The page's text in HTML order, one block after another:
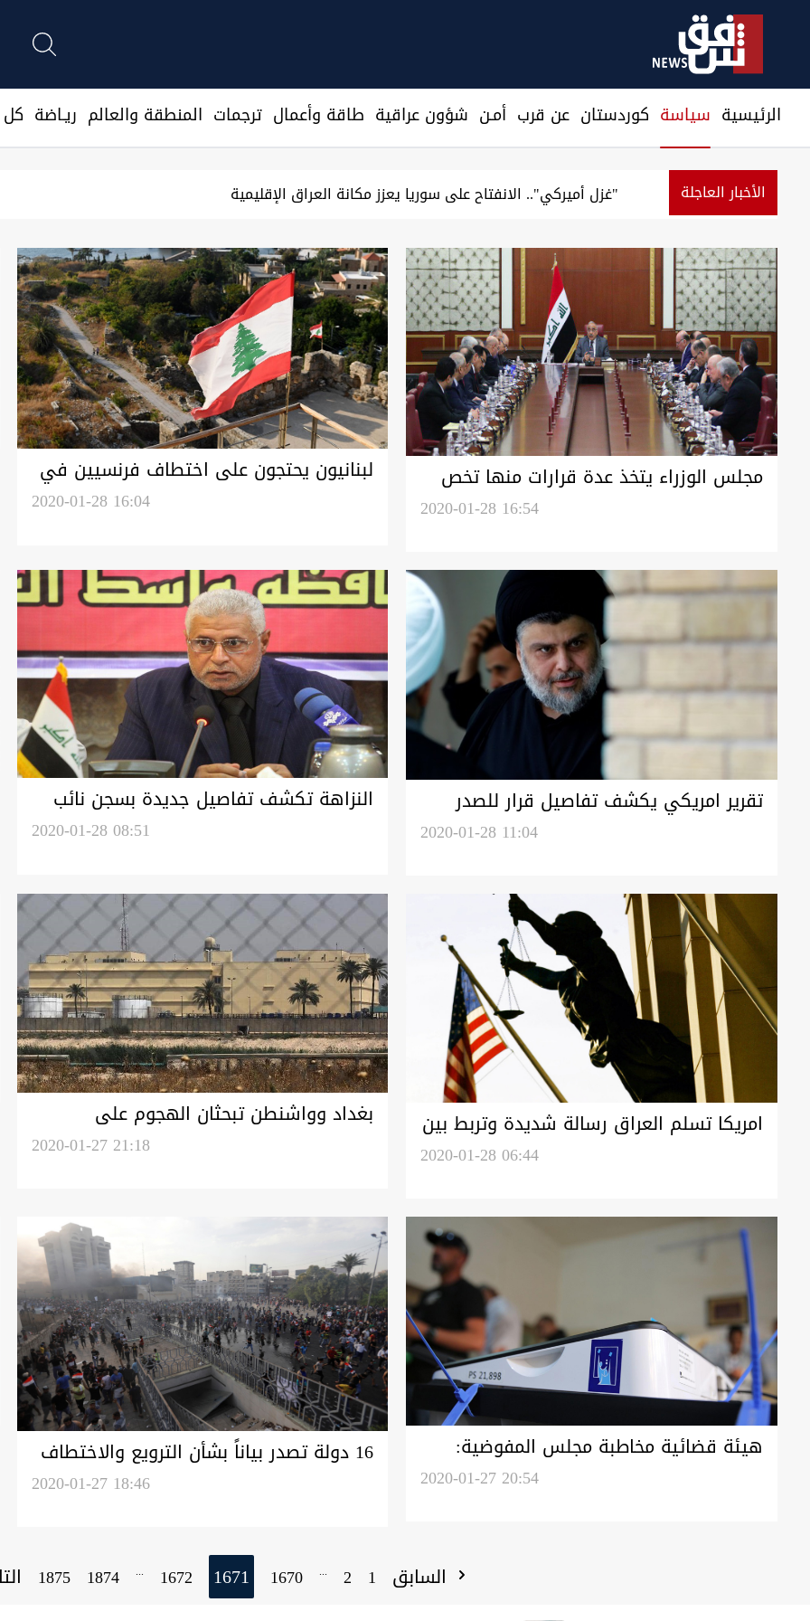
الرئيسية سیاسة كوردستان عن قرب أمـن شؤون عراقية طاقة وأعمال ترجمات المنطقة والعالم ريـاضة كل
الأخبار العاجلة
مجلس الوزراء يتخذ عدة قرارات منها تخص
2020-01-28 16:54
لبنانيون يحتجون على اختطاف فرنسيين في
2020-01-28 16:04
تقرير امريكي يكشف تفاصيل قرار للصدر
"افرح ايران" وما جرى في الرحلة الاخيرة
2020-01-28 11:04
النزاهة تكشف تفاصيل جديدة بسجن نائب
2020-01-28 08:51
امريكا تسلم العراق رسالة شديدة وتربط بين
"القمع الوحشي" للتظاهرات وقصف2020-01-28 06:44
بغداد وواشنطن تبحثان الهجوم على
السفارة في الخضراء.. بومبيو: مستعدون
2020-01-27 21:18
هيئة قضائية مخاطبة مجلس المفوضية:
نتائج الانتخابات القادمة ناقصة2020-01-27 20:54
16 دولة تصدر بياناً بشأن الترويع والاختطاف
في العراق وتوجه رسالة لبغداد2020-01-27 18:46
السابق 1
2
...
1670
1671
1672
...
1874
1875